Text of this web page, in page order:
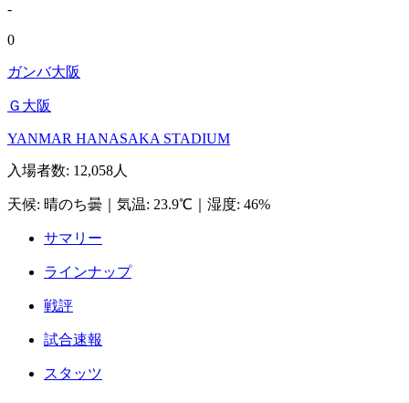
-
0
ガンバ大阪
Ｇ大阪
YANMAR HANASAKA STADIUM
入場者数: 12,058人
天候: 晴のち曇 気温: 23.9℃ 湿度: 46%
サマリー
ラインナップ
戦評
試合速報
スタッツ